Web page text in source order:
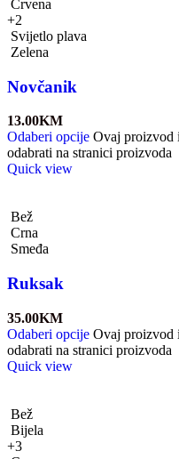
Crvena
+2
Svijetlo plava
Zelena
Novčanik
13.00KM
Odaberi opcije Ovaj proizvod
odabrati na stranici proizvoda
Quick view
Bež
Crna
Smeđa
Ruksak
35.00KM
Odaberi opcije Ovaj proizvod
odabrati na stranici proizvoda
Quick view
Bež
Bijela
+3